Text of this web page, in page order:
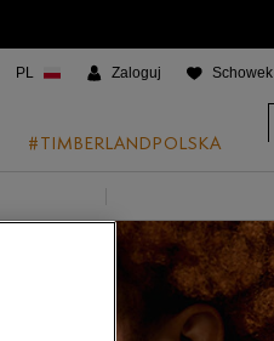
#TIMBERLANDPOLSKA
PL Zaloguj Schowek